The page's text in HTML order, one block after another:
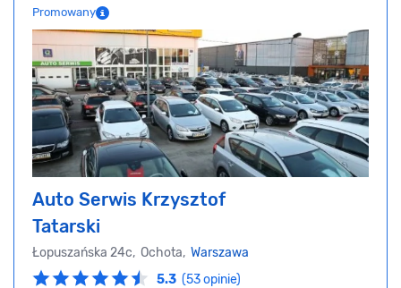
Promowany
Auto Serwis Krzysztof
Tatarski
Łopuszańska 24c, Ochota, Warszawa
5.3 (53 opinie)